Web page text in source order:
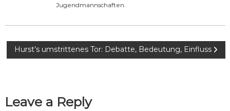
Jugendmannschaften.
s
Hurst’s umstrittenes Tor: Debatte, Bedeutung, Einfluss
Leave a Reply